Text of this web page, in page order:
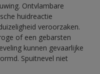
Ontvlambare
huidreactie
veroorzaken.
of een gebarsten
kunnen gevaarlijke
Spuitnevel niet